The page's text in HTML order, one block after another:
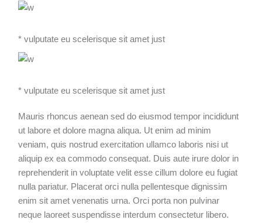
* vulputate eu scelerisque sit amet just
* vulputate eu scelerisque sit amet just
Mauris rhoncus aenean sed do eiusmod tempor incididunt
ut labore et dolore magna aliqua. Ut enim ad minim
veniam, quis nostrud exercitation ullamco laboris nisi ut
aliquip ex ea commodo consequat. Duis aute irure dolor in
reprehenderit in voluptate velit esse cillum dolore eu fugiat
nulla pariatur. Placerat orci nulla pellentesque dignissim
enim sit amet venenatis urna. Orci porta non pulvinar
neque laoreet suspendisse interdum consectetur libero.